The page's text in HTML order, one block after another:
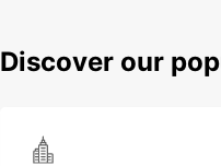
Discover our